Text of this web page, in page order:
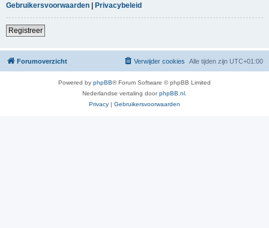
Gebruikersvoorwaarden | Privacybeleid
Registreer
Forumoverzicht Alle tijden zijn UTC+01:00
Verwijder cookies
Powered by phpBB® Forum Software © phpBB Limited
Nederlandse vertaling doorphpBB.nl
Privacy | Gebruikersvoorwaarden